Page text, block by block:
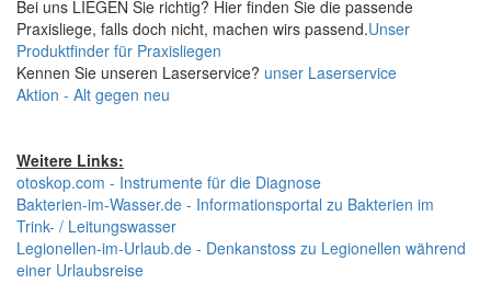
Bei uns LIEGEN Sie richtig? Hier finden Sie die passende
Praxisliege, falls doch nicht, machen wirs passend.Unser
Produktfinder für Praxisliegen
Kennen Sie unseren Laserservice? unser Laserservice
Aktion - Alt gegen neu
Weitere Links:
otoskop.com - Instrumente für die Diagnose
Bakterien-im-Wasser.de - Informationsportal zu Bakterien im
Trink- / Leitungswasser
Legionellen-im-Urlaub.de - Denkanstoss zu Legionellen während
einer Urlaubsreise